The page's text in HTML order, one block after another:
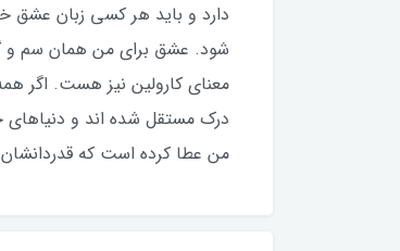
دارد و باید هر کسی زبان عشق
شود. عشق برای من همان سم و
معنای کارولین نیز هست. اگر
درک مستقل شده اند و
من عطا کرده است که